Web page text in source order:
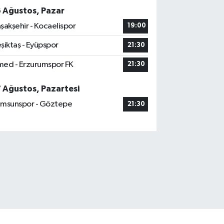
Ağustos, Pazar
- Kocaelispor
19:00
- Eyüpspor 21:30
- Erzurumspor FK 21:30
Ağustos, Pazartesi
- Göztepe
21:30